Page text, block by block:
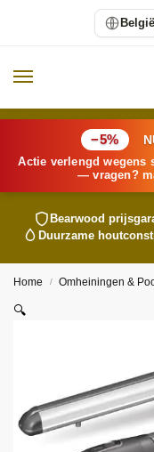
−5%
Actie verlengd wegens
— vragen?
Bearwood
Duurzame
Home / Omheiningen &
🔍
België